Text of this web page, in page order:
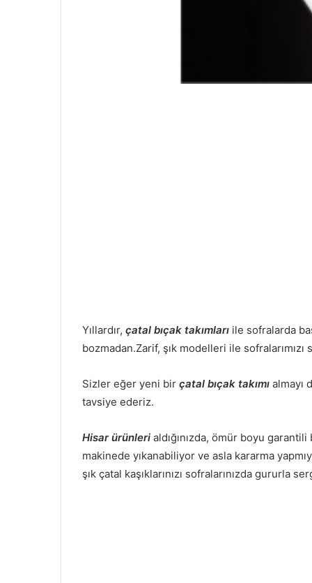
Yıllardır, çatal bıçak takımları ile sofralarda
bozmadan.Zarif, şık modelleri ile
Sizler eğer yeni bir çatal bıçak takımı almayı
tavsiye ederiz.
Hisar ürünleri aldığınızda, ömür boyu
makinede yıkanabiliyor ve asla kararma
şık çatal kaşıklarınızı sofralarınızda gururla